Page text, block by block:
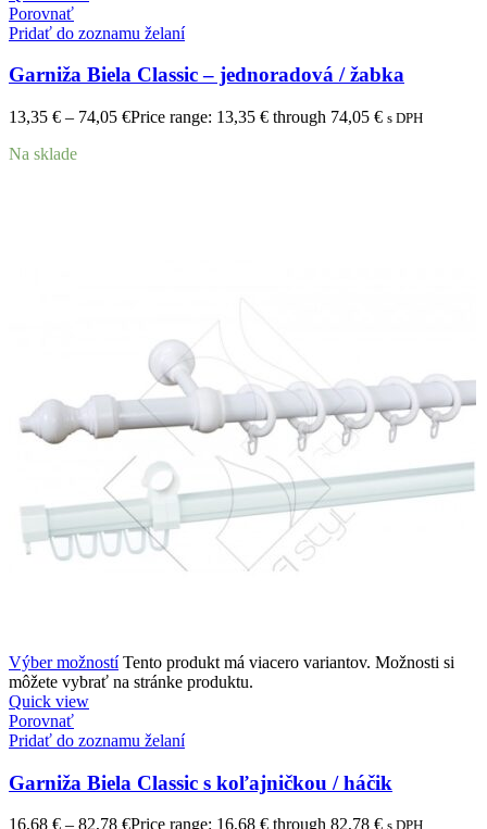
Porovnať
Pridať do zoznamu želaní
Garniža Biela Classic – jednoradová / žabka
13,35 € – 74,05 €Price range: 13,35 € through 74,05 € s DPH
Na sklade
Výber možností Tento produkt má viacero variantov. Možnosti si
môžete vybrať na stránke produktu.
Quick view
Porovnať
Pridať do zoznamu želaní
Garniža Biela Classic s koľajničkou / háčik
16,68 € – 82,78 €Price range: 16,68 € through 82,78 € s DPH